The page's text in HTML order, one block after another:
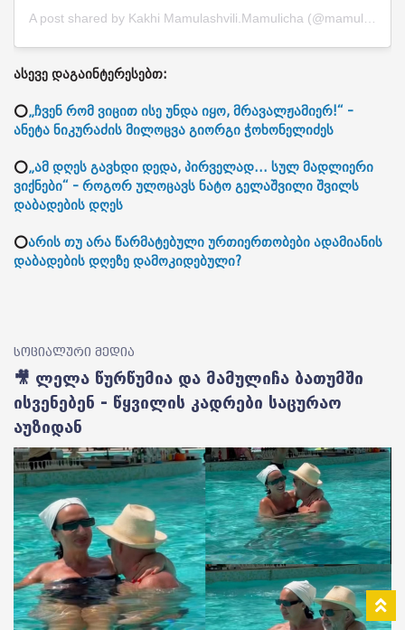
ასევე დაგაინტერესებთ:
⭕„ჩვენ რომ ვიცით ისე უნდა იყო, მრავალჟამიერ!“ -
ანეტა ნიკურაძის მილოცვა გიორგი ჭოხონელიძეს
⭕„ამ დღეს გავხდი დედა, პირველად... სულ მადლიერი
ვიქნები“ - როგორ ულოცავს ნატო გელაშვილი შვილს
დაბადების დღეს
⭕არის თუ არა წარმატებული ურთიერთობები ადამიანის
დაბადების დღეზე დამოკიდებული?
სოციალური მედია
🎥 ლელა წურწუმია და მამულიჩა ბათუმში
ისვენებენ - წყვილის კადრები საცურაო
აუზიდან